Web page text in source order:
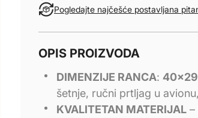
Pogledajte najčešće postavljana
OPIS PROIZVODA
DIMENZIJE RANCA:
šetnje, ručni prtljag u
KVALITETAN MATERIJAL –